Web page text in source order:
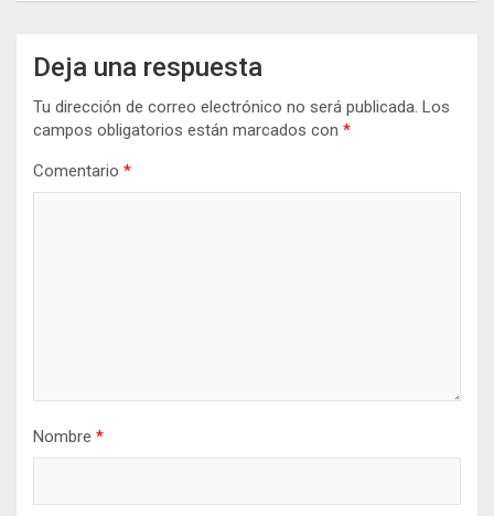
Deja una respuesta
Tu dirección de correo electrónico no será publicada. Los
campos obligatorios están marcados con *
Comentario *
Nombre *